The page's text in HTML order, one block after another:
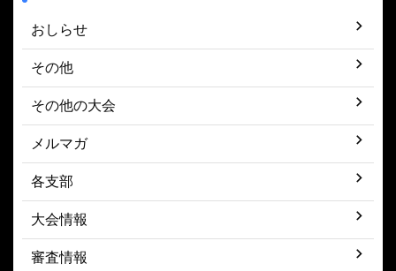
おしらせ
その他
その他の大会
メルマガ
各支部
大会情報
審査情報